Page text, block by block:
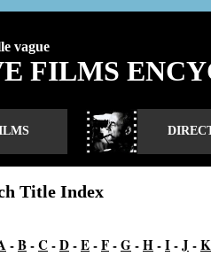
vague
FILMS
Title Index
-B-C -D-E-F-G-H-I-J -K